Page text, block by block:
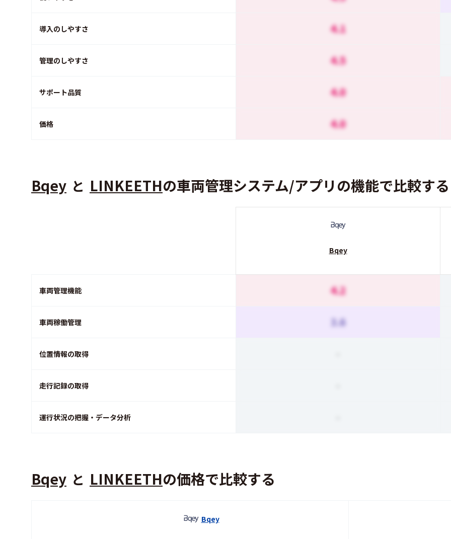
導入のしやすさ 4.1
管理のしやすさ 4.5
サポート品質 4.0
価格 4.0
Bqey と LINKEETHの車両管理システム/アプリの機能で比較する
Bqey
車両管理機能 4.2
車両稼働管理 3.6
位置情報の取得
走行記録の取得
運行状況の把握・データ分析
Bqey と LINKEETHの価格で比較する
Bqey